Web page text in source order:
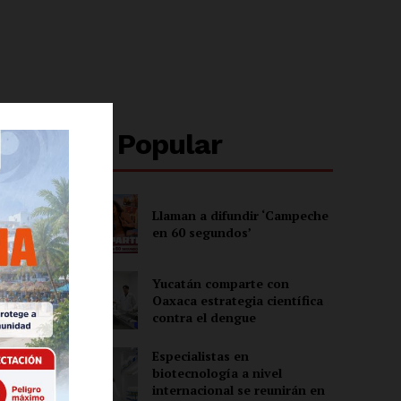
Lo + Popular
Llaman a difundir ‘Campeche
en 60 segundos’
Yucatán comparte con
Oaxaca estrategia científica
contra el dengue
Especialistas en
biotecnología a nivel
internacional se reunirán en